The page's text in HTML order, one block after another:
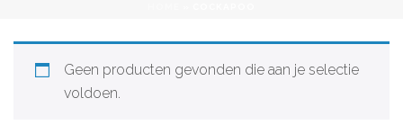
Geen producten gevonden die aan je selectie
voldoen.